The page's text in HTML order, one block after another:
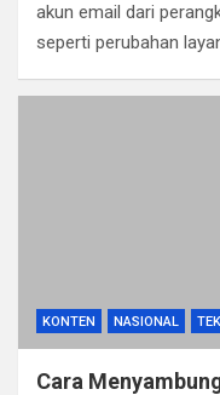
akun email dari
seperti perubahan
KONTEN NASIONAL
Cara